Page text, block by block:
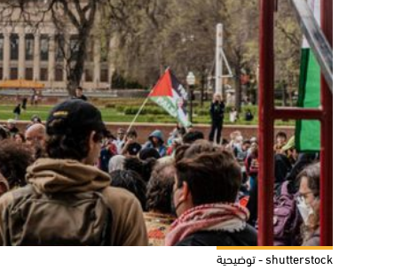
shutterstock - توضيحية